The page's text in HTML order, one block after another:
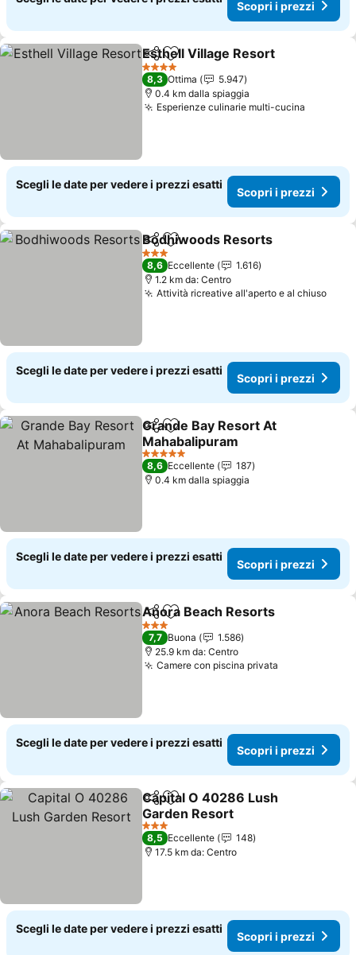
Scopri i prezzi
CondividiAggiungi ai preferiti
Esthell Village Resort
4 Stelle
8,3 Ottima
5.947
0.4 km dalla spiaggia
Esperienze culinarie multi-cucina
Scegli le date per vedere i prezzi esatti
Scopri i prezzi
CondividiAggiungi ai preferiti
Bodhiwoods Resorts
3 Stelle
8,6 Eccellente
1.616
1.2 km da: Centro
Attività ricreative all'aperto e al chiuso
Scegli le date per vedere i prezzi esatti
Scopri i prezzi
CondividiAggiungi ai preferiti
Grande Bay Resort At
Mahabalipuram
5 Stelle
8,6 Eccellente
187
0.4 km dalla spiaggia
Scegli le date per vedere i prezzi esatti
Scopri i prezzi
CondividiAggiungi ai preferiti
Anora Beach Resorts
3 Stelle
7,7 Buona
1.586
25.9 km da: Centro
Camere con piscina privata
Scegli le date per vedere i prezzi esatti
Scopri i prezzi
CondividiAggiungi ai preferiti
Capital O 40286 Lush
Garden Resort
3 Stelle
8,5 Eccellente
148
17.5 km da: Centro
Scegli le date per vedere i prezzi esatti
Scopri i prezzi